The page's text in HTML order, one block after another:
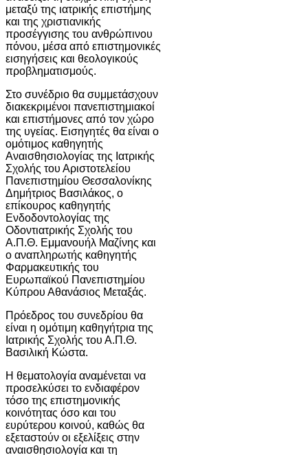
μεταξύ της ιατρικής επιστήμης
και της χριστιανικής
προσέγγισης του ανθρώπινου
πόνου, μέσα από επιστημονικές
εισηγήσεις και θεολογικούς
προβληματισμούς.
Στο συνέδριο θα συμμετάσχουν
διακεκριμένοι πανεπιστημιακοί
και επιστήμονες από τον χώρο
της υγείας. Εισηγητές θα είναι ο
ομότιμος καθηγητής
Αναισθησιολογίας της Ιατρικής
Σχολής του Αριστοτελείου
Πανεπιστημίου Θεσσαλονίκης
Δημήτριος Βασιλάκος, ο
επίκουρος καθηγητής
Ενδοδοντολογίας της
Οδοντιατρικής Σχολής του
Α.Π.Θ. Εμμανουήλ Μαζίνης και
ο αναπληρωτής καθηγητής
Φαρμακευτικής του
Ευρωπαϊκού Πανεπιστημίου
Κύπρου Αθανάσιος Μεταξάς.
Πρόεδρος του συνεδρίου θα
είναι η ομότιμη καθηγήτρια της
Ιατρικής Σχολής του Α.Π.Θ.
Βασιλική Κώστα.
Η θεματολογία αναμένεται να
προσελκύσει το ενδιαφέρον
τόσο της επιστημονικής
κοινότητας όσο και του
ευρύτερου κοινού, καθώς θα
εξεταστούν οι εξελίξεις στην
αναισθησιολογία και τη